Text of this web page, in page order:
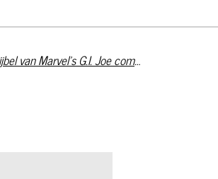
"After Action Report" Kickstarter - Bijbel van Marvel's G.I. Joe comics